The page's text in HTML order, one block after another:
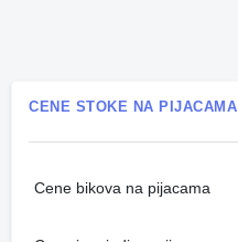
CENE STOKE NA PIJACAMA
Cene bikova na pijacama